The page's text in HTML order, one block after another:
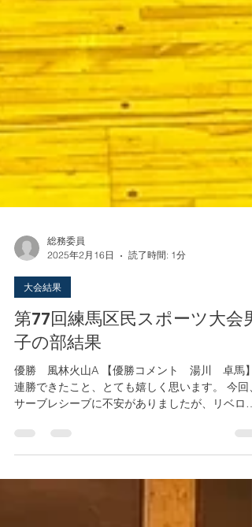
総務委員
2025年2月16日
大会結果
第77回練馬区民スポーツ大会男
子の部結果
優勝 風林火山A 【優勝コメント 湯川 卓馬】
サーブレシーブに不安がありましたが、リベロが
はまったかと思います。 自分はキャッチバレーを
なところもあり、チームメイトにフォローして